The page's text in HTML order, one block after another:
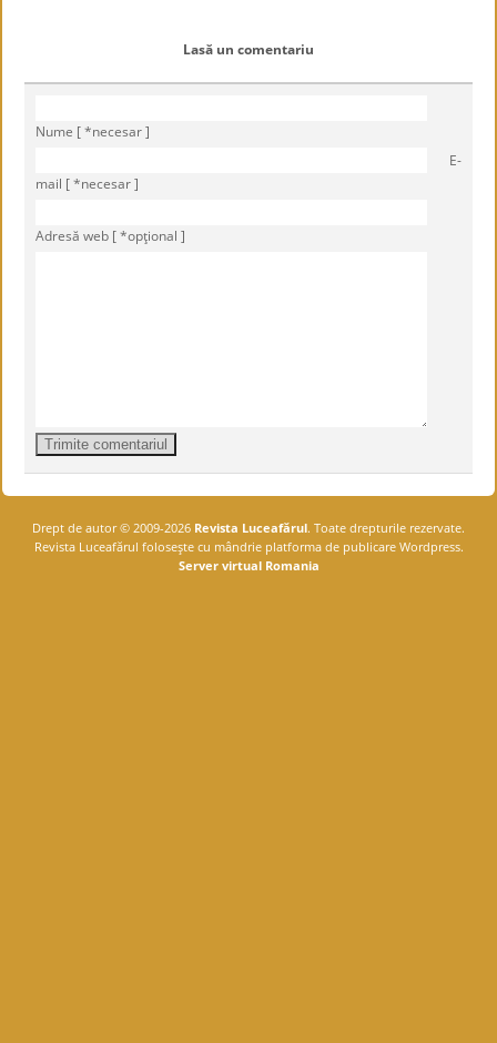
Lasă un comentariu
Nume [ *necesar ]
E-
mail [ *necesar ]
Adresă web [ *opţional ]
Drept de autor © 2009-2026 Revista Luceafărul. Toate drepturile rezervate.
Revista Luceafărul foloseşte cu mândrie platforma de publicare Wordpress.
Server virtual Romania